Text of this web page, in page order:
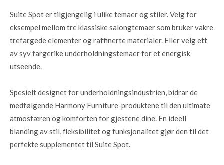
Suite Spot er tilgjengelig i ulike temaer og stiler. Velg for
eksempel mellom tre klassiske salongtemaer som bruker vakre
trefargede elementer og raffinerte materialer. Eller velg ett
av syv fargerike underholdningstemaer for et energisk
utseende.
Spesielt designet for underholdningsindustrien, bidrar de
medfølgende Harmony Furniture-produktene til den ultimate
atmosfæren og komforten for gjestene dine. En ideell
blanding av stil, fleksibilitet og funksjonalitet gjør den til det
perfekte supplementet til Suite Spot.